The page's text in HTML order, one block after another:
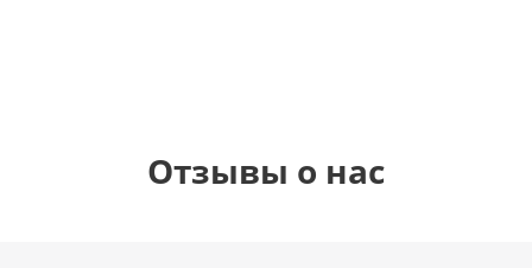
Отзывы о нас